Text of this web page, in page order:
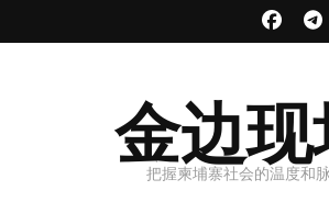
金边现
把握柬埔寨社会的温度和